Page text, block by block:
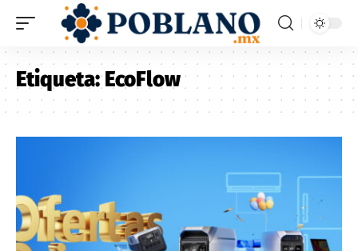
Etiqueta:EcoFlow